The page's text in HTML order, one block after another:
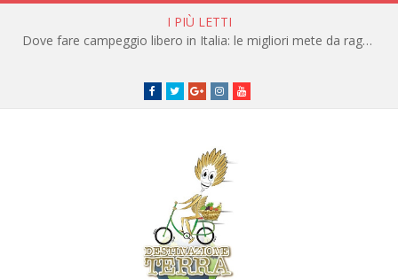
I PIÙ LETTI
Dove fare campeggio libero in Italia: le migliori mete da raggiungere in traghetto
Facebook
TwitterGoogle+instagramyoutube